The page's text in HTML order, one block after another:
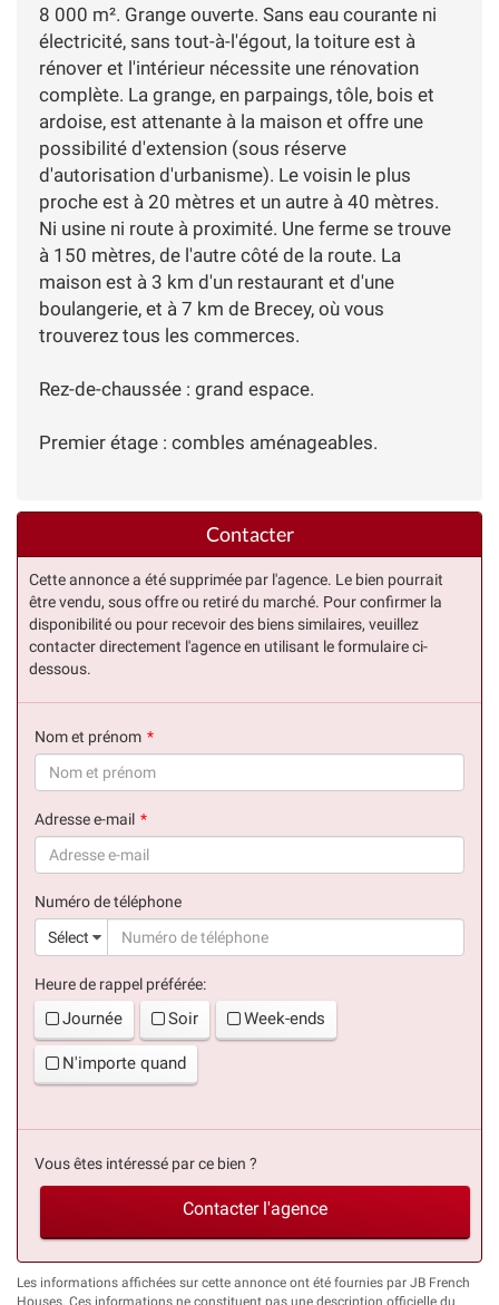
8 000 m². Grange ouverte. Sans eau courante ni
électricité, sans tout-à-l'égout, la toiture est à
rénover et l'intérieur nécessite une rénovation
complète. La grange, en parpaings, tôle, bois et
ardoise, est attenante à la maison et offre une
possibilité d'extension (sous réserve
d'autorisation d'urbanisme). Le voisin le plus
proche est à 20 mètres et un autre à 40 mètres.
Ni usine ni route à proximité. Une ferme se trouve
à 150 mètres, de l'autre côté de la route. La
maison est à 3 km d'un restaurant et d'une
boulangerie, et à 7 km de Brecey, où vous
trouverez tous les commerces.
Rez-de-chaussée : grand espace.
Premier étage : combles aménageables.
Contacter
Cette annonce a été supprimée par l'agence. Le bien pourrait
être vendu, sous offre ou retiré du marché. Pour confirmer la
disponibilité ou pour recevoir des biens similaires, veuillez
contacter directement l'agence en utilisant le formulaire ci-
dessous.
Nom et prénom
Adresse e-mail
Numéro de téléphone
Sélect
Heure de rappel préférée:
Journée Soir Week-ends
N'importe quand
Vous êtes intéressé par ce bien ?
Contacter l'agence
Les informations affichées sur cette annonce ont été fournies par JB French
Houses. Ces informations ne constituent pas une description officielle du